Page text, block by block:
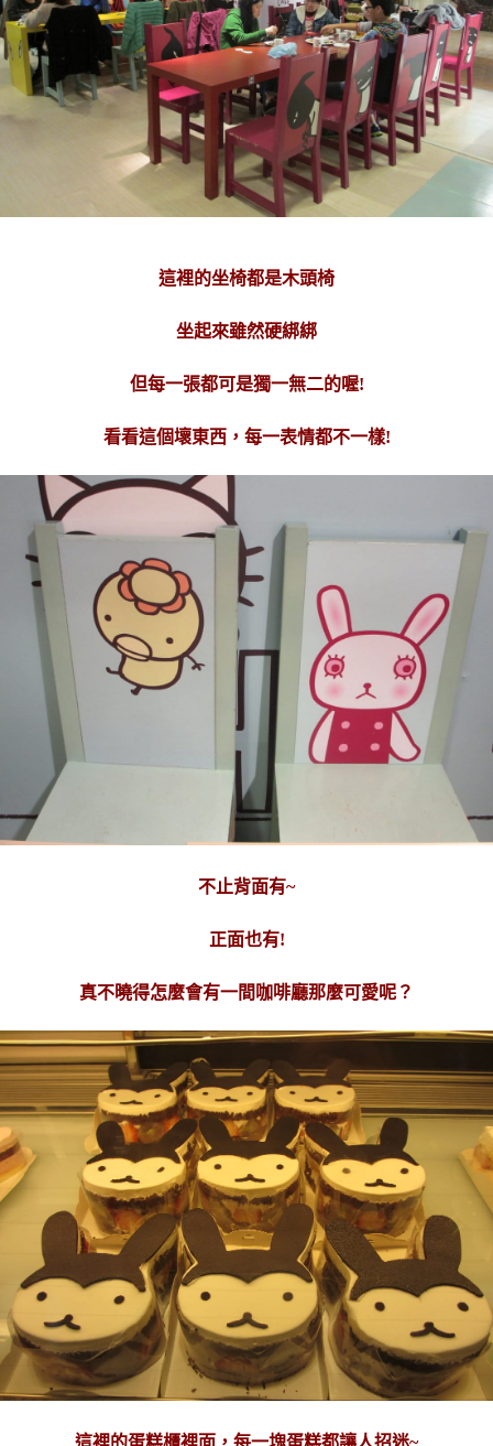
這裡的坐椅都是木頭椅
坐起來雖然硬綁綁
但每一張都可是獨一無二的喔!
看看這個壞東西，每一表情都不一樣!
不止背面有~
正面也有!
真不曉得怎麼會有一間咖啡廳那麼可愛呢？
這裡的蛋糕櫃裡面，每一塊蛋糕都讓人招迷~